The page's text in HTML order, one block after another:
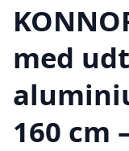
med
160 cm